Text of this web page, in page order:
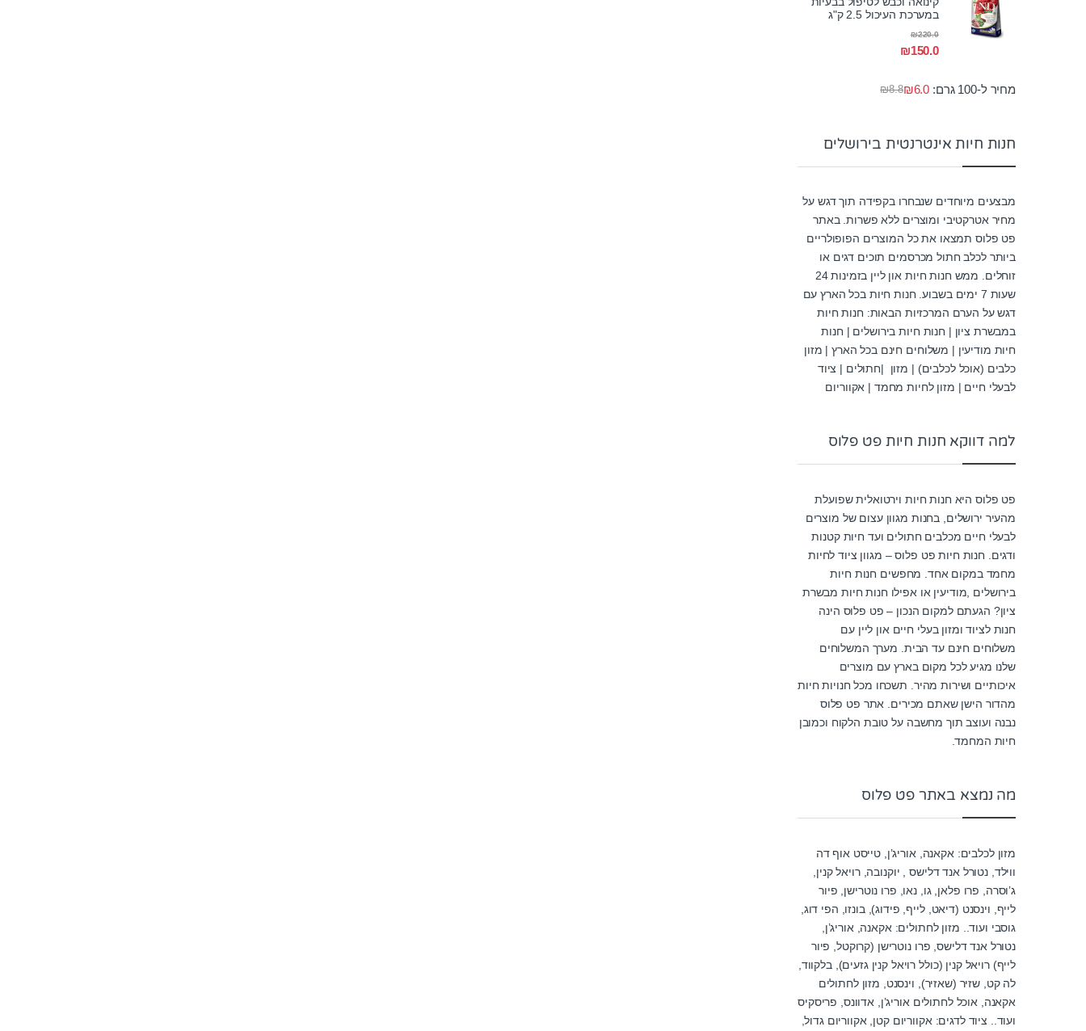
במערכת העיכול 2.5 ק"ג
₪150.0
₪220.0
מחיר ל-100 גרם: ₪8.8₪6.0
חנות חיות אינטרנטית בירושלים
מבצעים מיוחדים שנבחרו בקפידה תוך דגש על
מחיר אטרקטיבי ומוצרים ללא פשרות. באתר
פט פלוס תמצאו את כל המוצרים הפופולריים
ביותר לכלב חתול מכרסמים תוכים דגים או
זוחלים. ממש חנות חיות און ליין בזמינות 24
שעות 7 ימים בשבוע. חנות חיות בכל הארץ עם
דגש על הערם המרכזיות הבאות: חנות חיות
במבשרת ציון | חנות חיות בירושלים | חנות
חיות מודיעין | משלוחים חינם בכל הארץ | מזון
כלבים (אוכל לכלבים) | מזון |חתולים | ציוד
לבעלי חיים | מזון לחיות מחמד | אקווריום
למה דווקא חנות חיות פט פלוס
פט פלוס היא חנות חיות וירטואלית שפועלת
מהעיר ירושלים, בחנות מגוון עצום של מוצרים
לבעלי חיים מכלבים חתולים ועד חיות קטנות
ודגים. חנות חיות פט פלוס – מגוון ציוד לחיות
מחמד במקום אחד. מחפשים חנות חיות
בירושלים ,מודיעין או אפילו חנות חיות מבשרת
ציון? הגעתם למקום הנכון – פט פלוס הינה
חנות לציוד ומזון בעלי חיים און ליין עם
משלוחים חינם עד הבית. מערך המשלוחים
שלנו מגיע לכל מקום בארץ עם מוצרים
איכותיים ושירות מהיר. תשכחו מכל חנויות חיות
מהדור הישן שאתם מכירים. אתר פט פלוס
נבנה ועוצב תוך מחשבה על טובת הלקוח וכמובן
חיות המחמד.
מה נמצא באתר פט פלוס
מזון לכלבים: אקאנה, אוריג’ן, טייסט אוף דה
ווילד, נטורל אנד דלישס , יוקנובה, רויאל קנין,
ג’וסרה, פרו פלאן, גו, נאו, פרו נוטרישן, פיור
לייף, וינסנט (דיאט, לייף, פידוג), בונזו, הפי דוג,
גוסבי ועוד.. מזון לחתולים: אקאנה, אוריג’ן,
נטורל אנד דלישס, פרו נוטרישן (קרוקטל, פיור
לייף) רויאל קנין (כולל רויאל קנין גזעים), בלקווד,
לה קט, שזיר (שאזיר), וינסנט, מזון לחתולים
אקאנה, אוכל לחתולים אוריג’ן, אדוונס, פריסקיס
ועוד.. ציוד לדגים: אקווריום קטן, אקווריום גדול,